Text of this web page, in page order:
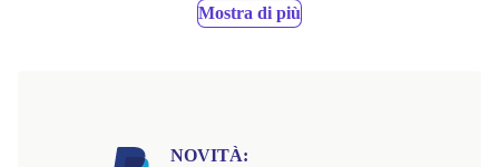
Mostra di più
NOVITÀ: